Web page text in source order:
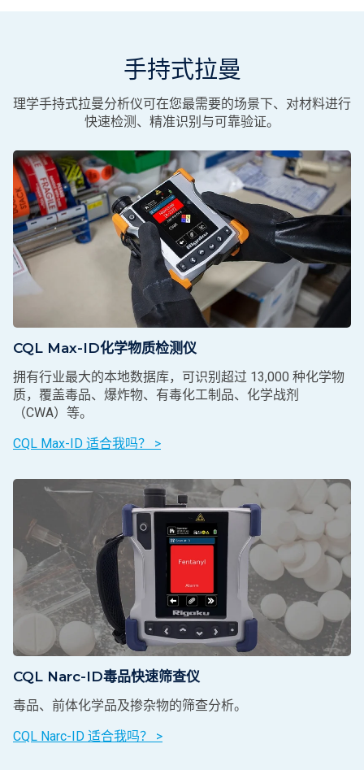
手持式拉曼
理学手持式拉曼分析仪可在您最需要的场景下、对材料进行
快速检测、精准识别与可靠验证。
CQL Max-ID化学物质检测仪
拥有行业最大的本地数据库，可识别超过 13,000 种化学物
质，覆盖毒品、爆炸物、有毒化工制品、化学战剂
（CWA）等。
CQL Max-ID 适合我吗？ >
CQL Narc-ID毒品快速筛查仪
毒品、前体化学品及掺杂物的筛查分析。
CQL Narc-ID 适合我吗？ >